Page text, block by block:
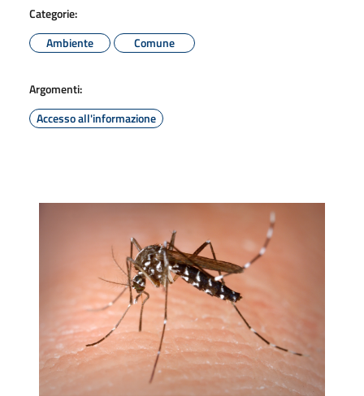
Categorie:
Ambiente
Comune
Argomenti:
Accesso all'informazione